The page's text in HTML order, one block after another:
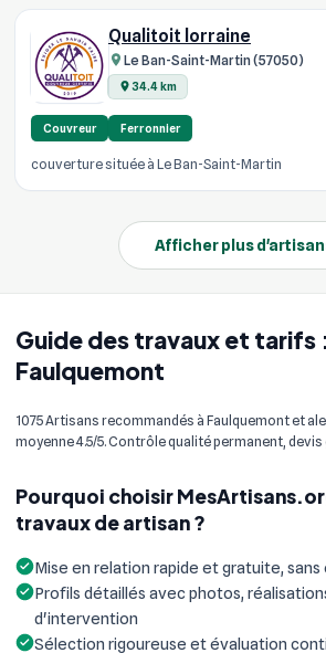
Guide des travaux et tarifs
Faulquemont
1075 Artisans recommandés à Faulquemont et
moyenne 4.5/5. Contrôle qualité permanent,
Pourquoi choisir
travaux de artisan ?
Mise en relation rapide et gratuite,
Profils détaillés avec photos,
d'intervention
Sélection rigoureuse et évaluation
Qualitoit lorraine
Le Ban-Saint-Martin (57050)
34.4 km
Couvreur Ferronnier
couverture située à Le Ban-Saint-Martin
Afficher plus